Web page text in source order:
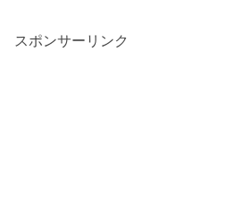
スポンサーリンク